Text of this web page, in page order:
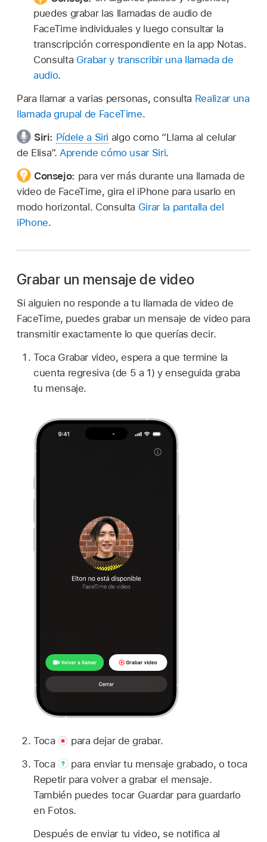
puedes grabar las llamadas de audio de
FaceTime individuales y luego consultar la
transcripción correspondiente en la app Notas.
Consulta Grabar y transcribir una llamada de
audio.
Para llamar a varias personas, consulta Realizar una
llamada grupal de FaceTime.
Siri: Pídele a Siri algo como “Llama al celular
de Elisa”. Aprende cómo usar Siri.
Consejo: para ver más durante una llamada de
video de FaceTime, gira el iPhone para usarlo en
modo horizontal. Consulta Girar la pantalla del
iPhone.
Grabar un mensaje de video
Si alguien no responde a tu llamada de video de
FaceTime, puedes grabar un mensaje de video para
transmitir exactamente lo que querías decir.
Toca Grabar video, espera a que termine la
cuenta regresiva (de 5 a 1) y enseguida graba
tu mensaje.
Toca
para dejar de grabar.
Toca
para enviar tu mensaje grabado, o toca
Repetir para volver a grabar el mensaje.
También puedes tocar Guardar para guardarlo
en Fotos.
Después de enviar tu video, se notifica al